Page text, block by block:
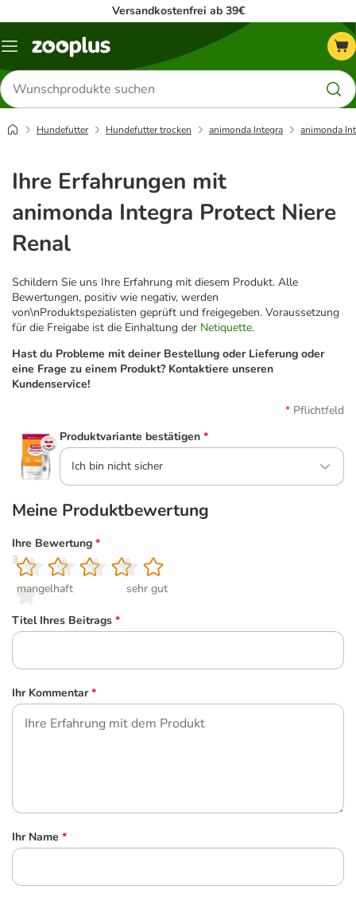
Versandkostenfrei ab 39€
Menü
Produkte
suchen
Hundefutter Hundefutter trocken animonda Integra animonda
Ihre Erfahrungen mit
animonda Integra Protect Niere
Renal
Schildern Sie uns Ihre Erfahrung mit diesem Produkt. Alle
Bewertungen, positiv wie negativ, werden
von\nProduktspezialisten geprüft und freigegeben. Voraussetzung
für die Freigabe ist die Einhaltung der Netiquette.
Hast du Probleme mit deiner Bestellung oder Lieferung oder
eine Frage zu einem Produkt? Kontaktiere unseren
Kundenservice!
Pflichtfeld
Produktvariante bestätigen *
Ich bin nicht sicher
Meine Produktbewertung
Ihre Bewertung *
1
mangelhaft
2
3
4
5
sehr gut
Titel Ihres Beitrags *
Ihr Kommentar *
Ihr Name *